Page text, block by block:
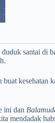
santai di
kesehatan
ini dan
mendadak